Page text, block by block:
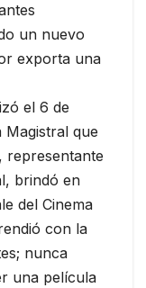
un nuevo
exporta una
el 6 de
Magistral que
representante
brindó en
del Cinema
con la
nunca
una película